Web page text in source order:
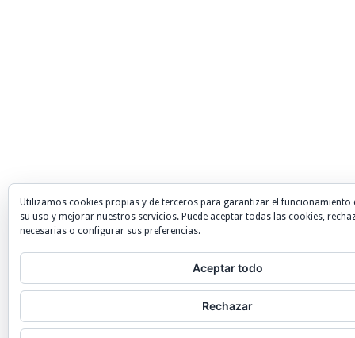
Utilizamos cookies propias y de terceros para garantizar el funcionamiento
su uso y mejorar nuestros servicios. Puede aceptar todas las cookies,
necesarias o configurar sus preferencias.
Aceptar todo
Rechazar